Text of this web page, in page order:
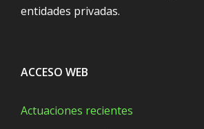
entidades privadas.
ACCESO WEB
Actuaciones recientes